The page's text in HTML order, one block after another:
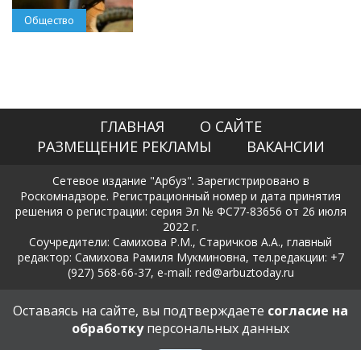
Общество
ГЛАВНАЯ
О САЙТЕ
РАЗМЕЩЕНИЕ РЕКЛАМЫ
ВАКАНСИИ
Сетевое издание "Арбуз". Зарегистрировано в
Роскомнадзоре. Регистрационный номер и дата принятия
решения о регистрации: серия Эл № ФС77-83656 от 26 июля
2022 г.
Соучредители: Самихова Р.М., Старичков А.А., главный
редактор: Самихова Рамиля Мукминовна, тел.редакции: +7
(927) 568-66-37, e-mail: red@arbuztoday.ru
Политика в отношении обработки и защиты персональных
данных
Оставаясь на сайте, вы подтверждаете согласие на
обработкуперсональных данных